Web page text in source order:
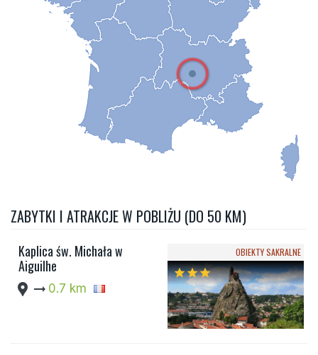
ZABYTKI I ATRAKCJE W POBLIŻU (DO 50 KM)
Kaplica św. Michała w
Aiguilhe
location_pin arrow_right_alt 0.7 km
OBIEKTY SAKRALNE
starstarstar